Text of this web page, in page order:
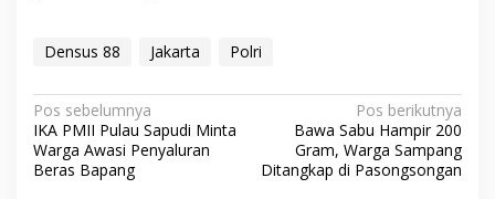
Densus 88 Jakarta Polri
N
a
v
Pos sebelumnya
IKA PMII Pulau Sapudi Minta
Warga Awasi Penyaluran
Beras Bapang
Pos berikutnya
Bawa Sabu Hampir 200
Gram, Warga Sampang
Ditangkap di Pasongsongan